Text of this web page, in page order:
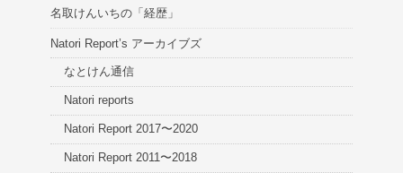
名取けんいちの「経歴」
Natori Report’s アーカイブズ
なとけん通信
Natori reports
Natori Report 2017〜2020
Natori Report 2011〜2018